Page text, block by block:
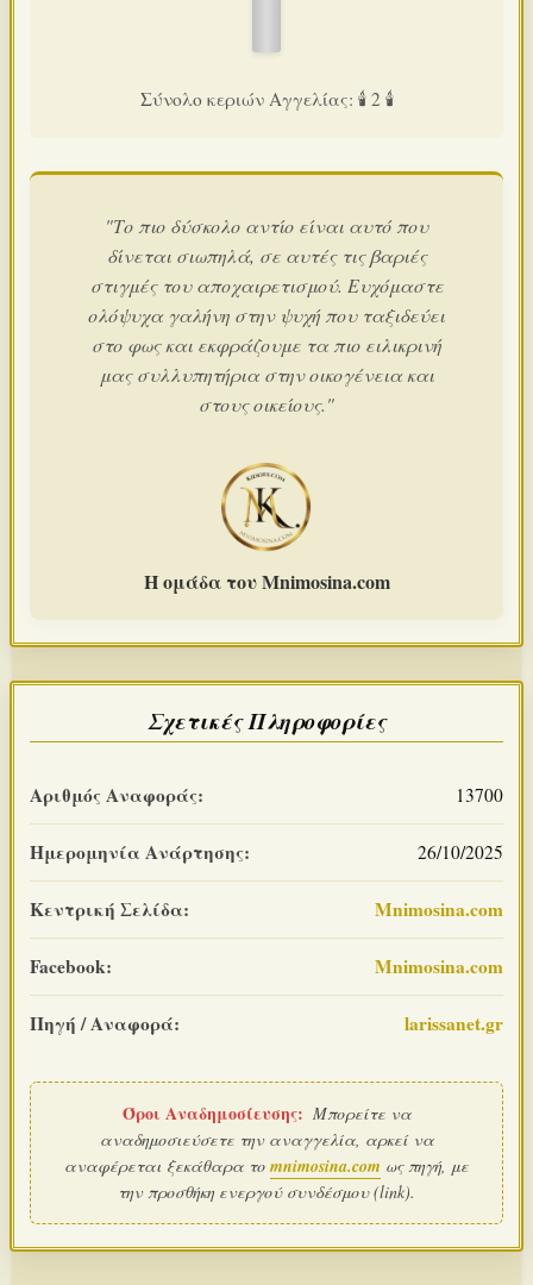
Σύνολο κεριών Αγγελίας: 🕯️ 2 🕯️
"Το πιο δύσκολο αντίο είναι αυτό που
δίνεται σιωπηλά, σε αυτές τις βαριές
στιγμές του αποχαιρετισμού. Ευχόμαστε
ολόψυχα γαλήνη στην ψυχή που ταξιδεύει
στο φως και εκφράζουμε τα πιο ειλικρινή
μας συλλυπητήρια στην οικογένεια και
στους οικείους."
Η ομάδα του Mnimosina.com
Σχετικές Πληροφορίες
Αριθμός Αναφοράς: 13700
Ημερομηνία Ανάρτησης: 26/10/2025
Κεντρική Σελίδα: Mnimosina.com
Facebook: Mnimosina.com
Πηγή / Αναφορά: larissanet.gr
Όροι Αναδημοσίευσης: Μπορείτε να
αναδημοσιεύσετε την αναγγελία, αρκεί να
αναφέρεται ξεκάθαρα το mnimosina.com ως πηγή, με
την προσθήκη ενεργού συνδέσμου (link).